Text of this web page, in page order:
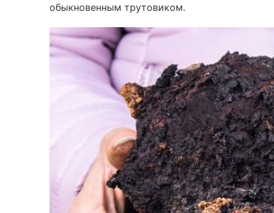
обыкновенным трутовиком.